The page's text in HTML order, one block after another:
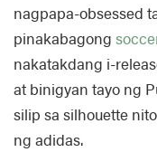
nagpapa-obsessed
pinakabagong
nakatakdang i-
at binigyan tayo ng
silip sa silhouette
ng adidas.